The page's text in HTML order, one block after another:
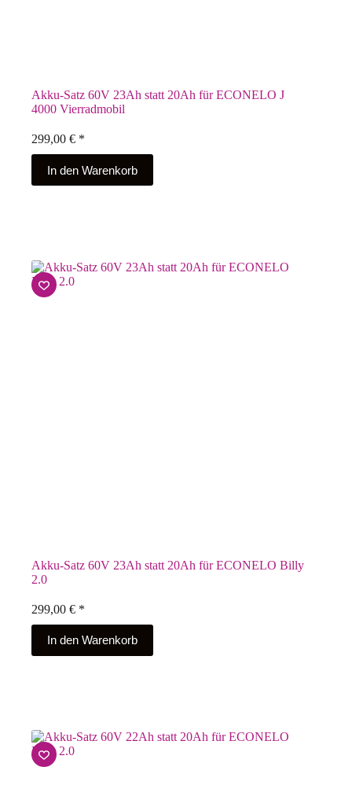
Akku-Satz 60V 23Ah statt 20Ah für ECONELO J
4000 Vierradmobil
299,00 € *
In den Warenkorb
Akku-Satz 60V 23Ah statt 20Ah für ECONELO Billy
2.0
299,00 € *
In den Warenkorb